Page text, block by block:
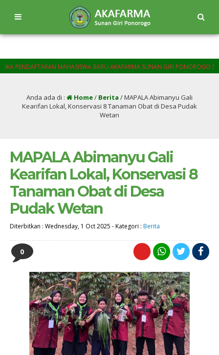
MAHASISWA BARU AKAFARMA SUNAN GIRI PONOROGO SEMUA
Anda ada di : Home/ Berita /MAPALA Abimanyu Gali
Kearifan Lokal, Konservasi 8 Tanaman Obat di Desa Pudak
Wetan
MAPALA Abimanyu Gali
Kearifan Lokal, Konservasi 8
Tanaman Obat di Desa
Pudak Wetan
Diterbitkan : Wednesday, 1 Oct 2025 -Kategori : Berita
0